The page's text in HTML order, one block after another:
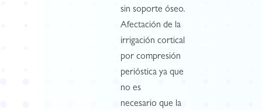
sin soporte óseo.
Afectación de la
irrigación cortical
por compresión
perióstica ya que
no es
necesario que la